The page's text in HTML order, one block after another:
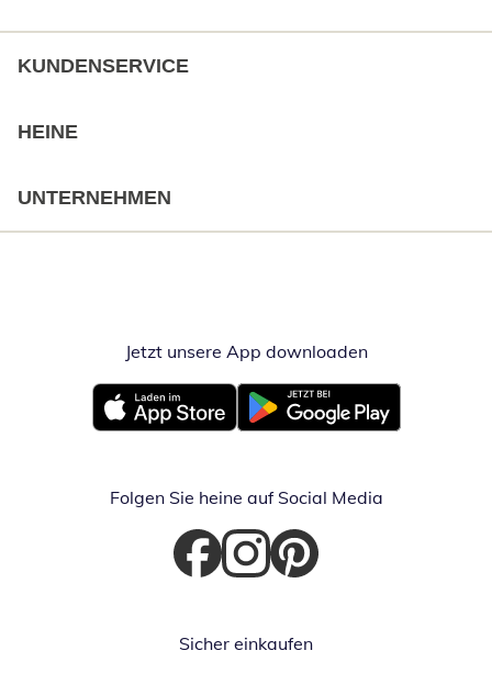
KUNDENSERVICE
HEINE
UNTERNEHMEN
Jetzt unsere App downloadenÖffnet in
Öffnet in neuem FensterÖffnet in neuem Fenster
Folgen Sie heine auf Social Media
Öffnet in neuem Fenster
Öffnet in neuem Fenster
Öffnet in neuem Fenster
Sicher einkaufen